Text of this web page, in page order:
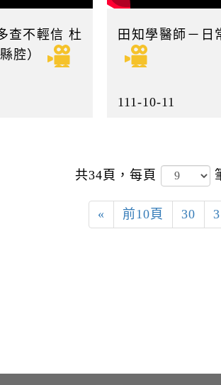
查不輕信 杜
腔）
田知學醫師－日
111-10-11
共34頁，每頁
« 前10頁 30